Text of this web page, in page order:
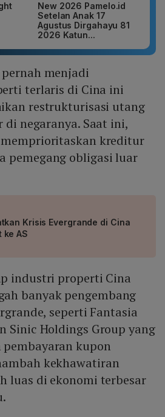
New 2026 Pamelo.id
Setelan Anak 17
Agustus Dirgahayu 81
2026 Katun...
menjadi
terlaris di Cina ini
restrukturisasi utang
negaranya. Saat ini,
kreditur
pemegang obligasi luar
Krisis Evergrande di Cina
ke AS
industri properti Cina
banyak pengembang
seperti Fantasia
Sinic Holdings Group yang
kupon
kekhawatiran
luas di ekonomi terbesar